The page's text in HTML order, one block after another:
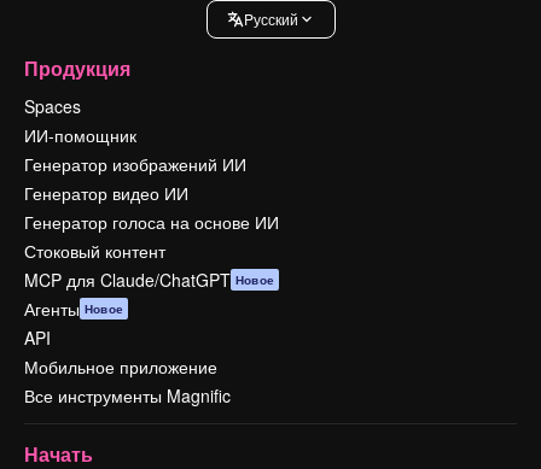
Pусский
Продукция
Spaces
ИИ-помощник
Генератор изображений ИИ
Генератор видео ИИ
Генератор голоса на основе ИИ
Стоковый контент
MCP для Claude/ChatGPT Новое
Агенты Новое
API
Мобильное приложение
Все инструменты Magnific
Начать